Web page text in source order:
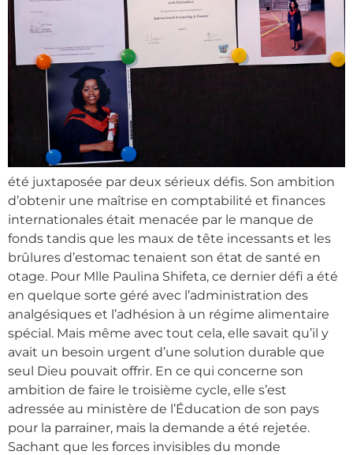
été juxtaposée par deux sérieux défis. Son ambition
d’obtenir une maîtrise en comptabilité et finances
internationales était menacée par le manque de
fonds tandis que les maux de tête incessants et les
brûlures d’estomac tenaient son état de santé en
otage. Pour Mlle Paulina Shifeta, ce dernier défi a été
en quelque sorte géré avec l’administration des
analgésiques et l’adhésion à un régime alimentaire
spécial. Mais même avec tout cela, elle savait qu’il y
avait un besoin urgent d’une solution durable que
seul Dieu pouvait offrir. En ce qui concerne son
ambition de faire le troisième cycle, elle s’est
adressée au ministère de l’Éducation de son pays
pour la parrainer, mais la demande a été rejetée.
Sachant que les forces invisibles du monde